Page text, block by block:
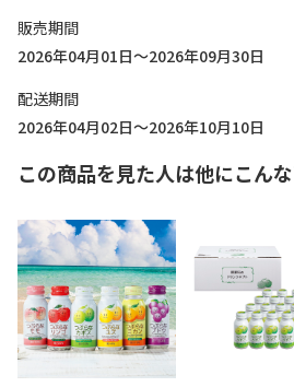
販売期間
2026年04月01日～2026年09月30日
配送期間
2026年04月02日～2026年10月10日
この商品を見た人は他にこん